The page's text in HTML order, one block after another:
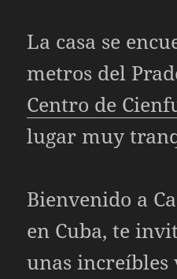
La casa se
metros del
Centro de
lugar muy
Bienvenido a
en Cuba, te
unas increíbles